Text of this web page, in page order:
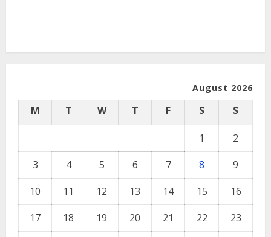
August 2026
M T W T F S S
1
2
3
4 5 6 7 8
9
10
11 12 13 14 15
16
17
18 19 20 21 22
23